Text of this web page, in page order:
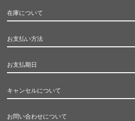
在庫について
お支払い方法
お支払期日
キャンセルについて
お問い合わせについて